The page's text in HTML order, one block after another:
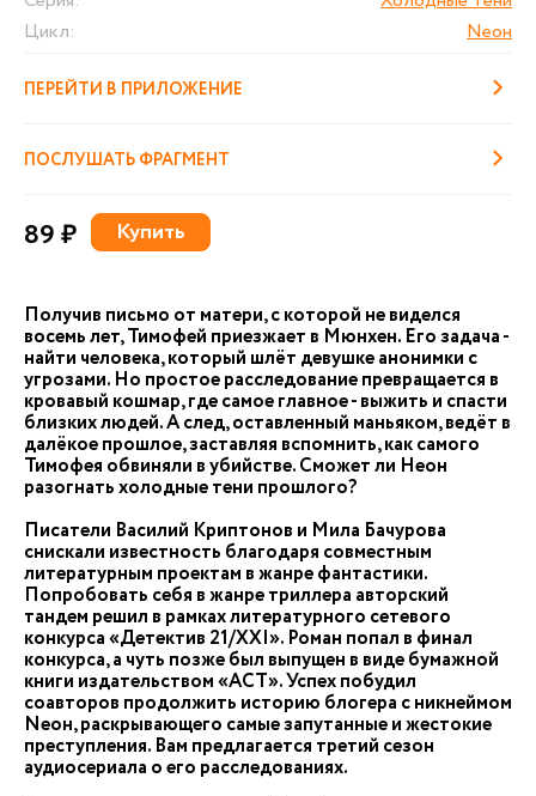
Цикл:
Neон
ПЕРЕЙТИ В ПРИЛОЖЕНИЕ
ПОСЛУШАТЬ ФРАГМЕНТ
89 ₽ Купить
Получив письмо от матери, с которой не виделся
восемь лет, Тимофей приезжает в Мюнхен. Его задача -
найти человека, который шлёт девушке анонимки с
угрозами. Но простое расследование превращается в
кровавый кошмар, где самое главное - выжить и спасти
близких людей. А след, оставленный маньяком, ведёт в
далёкое прошлое, заставляя вспомнить, как самого
Тимофея обвиняли в убийстве. Сможет ли Неон
разогнать холодные тени прошлого?
Писатели Василий Криптонов и Мила Бачурова
снискали известность благодаря совместным
литературным проектам в жанре фантастики.
Попробовать себя в жанре триллера авторский
тандем решил в рамках литературного сетевого
конкурса «Детектив 21/XXI». Роман попал в финал
конкурса, а чуть позже был выпущен в виде бумажной
книги издательством «АСТ». Успех побудил
соавторов продолжить историю блогера с никнеймом
Neон, раскрывающего самые запутанные и жестокие
преступления. Вам предлагается третий сезон
аудиосериала о его расследованиях.